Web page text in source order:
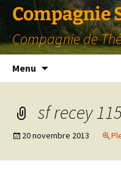
Compagnie
Compagnie de
Menu
sf recey
20 novembre 2013